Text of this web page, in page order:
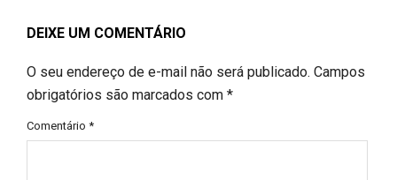
DEIXE UM COMENTÁRIO
O seu endereço de e-mail não será publicado. Campos
obrigatórios são marcados com *
Comentário *